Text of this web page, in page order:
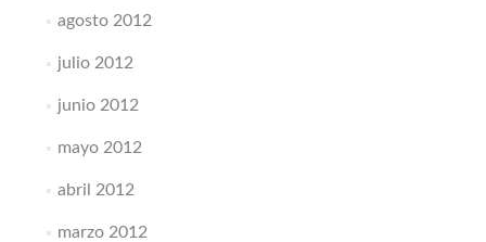
agosto 2012
julio 2012
junio 2012
mayo 2012
abril 2012
marzo 2012